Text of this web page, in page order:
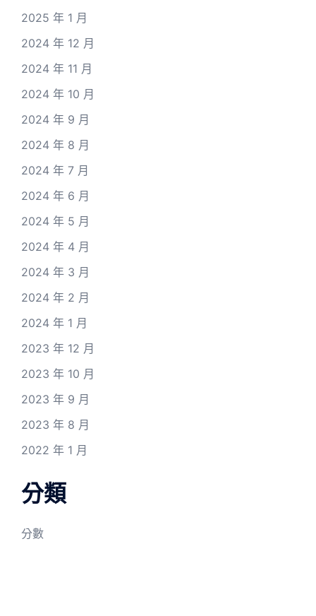
2025 年 1 月
2024 年 12 月
2024 年 11 月
2024 年 10 月
2024 年 9 月
2024 年 8 月
2024 年 7 月
2024 年 6 月
2024 年 5 月
2024 年 4 月
2024 年 3 月
2024 年 2 月
2024 年 1 月
2023 年 12 月
2023 年 10 月
2023 年 9 月
2023 年 8 月
2022 年 1 月
分類
分數